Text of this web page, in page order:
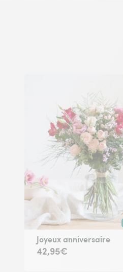
Joyeux anniversaire
42,95€